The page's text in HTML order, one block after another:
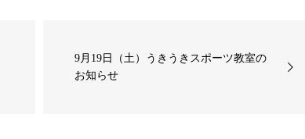
9月19日（土）うきうきスポーツ教室の
お知らせ